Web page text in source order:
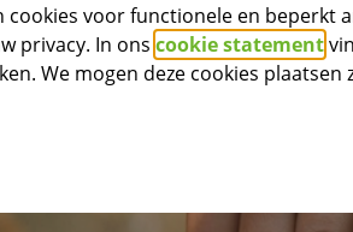
cookies voor functionele en beperkt
privacy. In ons cookie statement
We mogen deze cookies